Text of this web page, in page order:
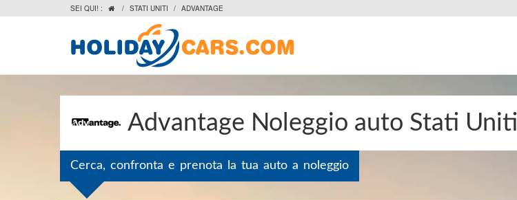
SEI QUI! :  / STATI UNITI / ADVANTAGE
Advantage Noleggio auto Stati Uniti
Cerca, confronta e prenota la tua auto a noleggio